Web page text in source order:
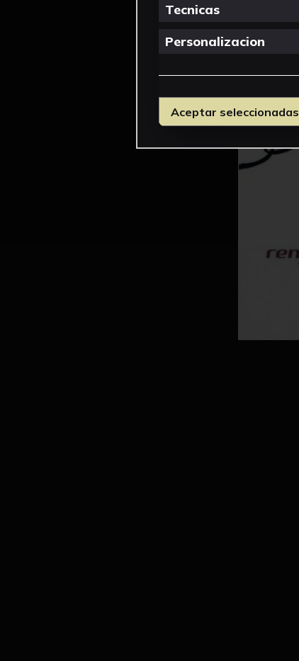
Tecnicas
Personalizacion
Aceptar seleccionadas